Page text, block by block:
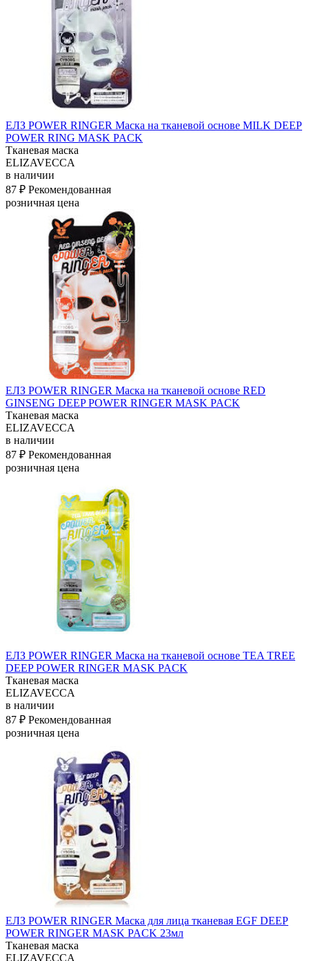
ЕЛЗ POWER RINGER Маска на тканевой основе MILK DEEP
POWER RING MASK PACK
Тканевая маска
ELIZAVECCA
в наличии
87 ₽ Рекомендованная
розничная цена
ЕЛЗ POWER RINGER Маска на тканевой основе RED
GINSENG DEEP POWER RINGER MASK PACK
Тканевая маска
ELIZAVECCA
в наличии
87 ₽ Рекомендованная
розничная цена
ЕЛЗ POWER RINGER Маска на тканевой основе TEA TREE
DEEP POWER RINGER MASK PACK
Тканевая маска
ELIZAVECCA
в наличии
87 ₽ Рекомендованная
розничная цена
ЕЛЗ POWER RINGER Маска для лица тканевая EGF DEEP
POWER RINGER MASK PACK 23мл
Тканевая маска
ELIZAVECCA